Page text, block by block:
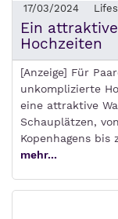
17/03/2024
Ein
Hochzeiten
[Anzeige] Für
unkomplizierte
eine attraktive
Schauplätzen,
Kopenhagens bis
mehr...